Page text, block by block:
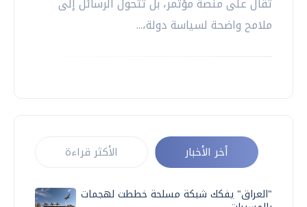
ملامح واضحة لسياسة دولة،...
أخر الأخبار الأكثر قراءة
"العراق" يفكك شبكة مسلحة خططت لهجمات